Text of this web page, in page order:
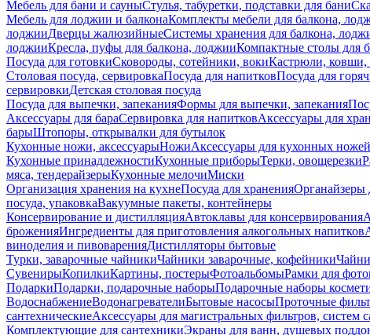
Мебель для бани и сауныСтулья, табуретки, подставки для бани
Мебель для лоджии и балконаКомплекты мебели для балкона,
лоджииДверцы жалюзийныеСистемы хранения для балкона,
лоджииКресла, пуфы для балкона, лоджииКомпактные столы для
Посуда для готовкиСковороды, сотейники, вокиКастрюли, ковши,
Столовая посуда, сервировкаПосуда для напитковПосуда для
сервировкиДетская столовая посуда
Посуда для выпечки, запеканияФормы для выпечки, запекания
Аксессуары для бараСервировка для напитковАксессуары для
барыШтопоры, открывалки для бутылок
Кухонные ножи, аксессуарыНожиАксессуары для кухонных ножей
Кухонные принадлежностиКухонные приборыТерки, овощерезки
мяса, тендерайзерыКухонные мелочиМиски
Организация хранения на кухнеПосуда для храненияОрганайзеры
посуда, упаковкаВакуумные пакеты, контейнеры
Консервирование и дистилляцияАвтоклавы для консервирования
броженияИнгредиенты для приготовления алкогольных напитков
виноделия и пивоваренияДистилляторы бытовые
Турки, заварочные чайникиЧайники заварочные, кофейники
СувенирыКопилкиКартины, постерыФотоальбомыРамки для
ПодаркиПодарки, подарочные наборыПодарочные наборы
ВодоснабжениеВодонагревателиБытовые насосыПроточные
сантехническиеАксессуары для магистральных фильтров, систем
Комплектующие для сантехникиЭкраны для ванн, душевых